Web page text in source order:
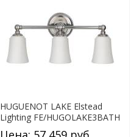
HUGUENOT LAKE Elstead
Lighting FE/HUGOLAKE3BATH